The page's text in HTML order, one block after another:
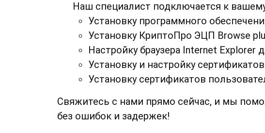
Наш специалист подключается к
Установку программного
Установку КриптоПро ЭЦП Browse
Настройку браузера Internet
Установку и настройку
Установку сертификатов
Свяжитесь с нами прямо сейчас, и мы
без ошибок и задержек!